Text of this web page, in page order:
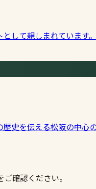
して親しまれています。
史を伝える松阪の中心
確認ください。